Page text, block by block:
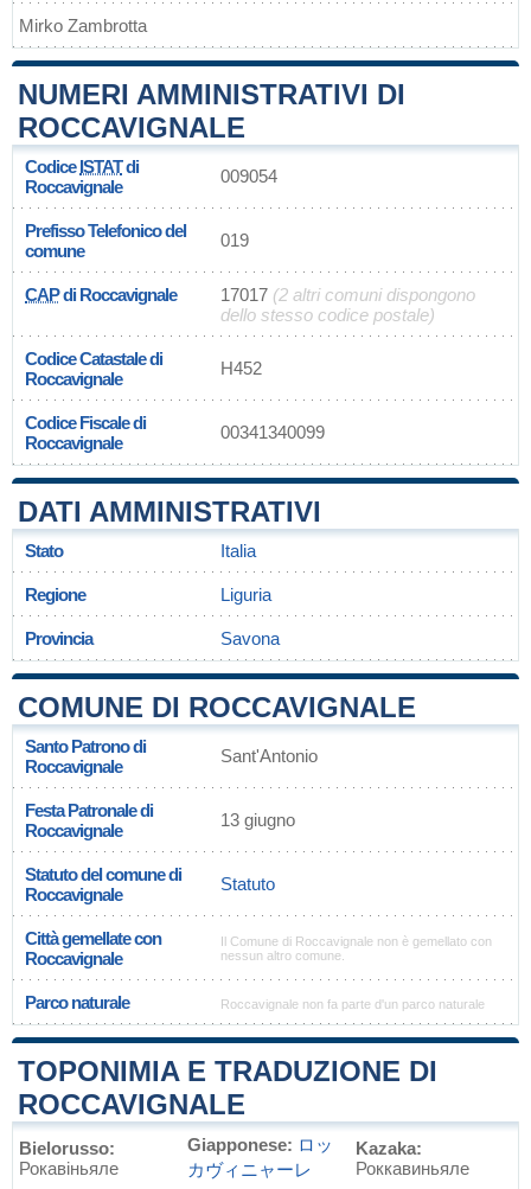
Mirko Zambrotta
NUMERI AMMINISTRATIVI DI
ROCCAVIGNALE
CodiceISTATdi
Roccavignale
009054
Prefisso Telefonico del
comune
019
CAPdi Roccavignale 17017 (2 altri comuni dispongono
dello stesso codice postale)
Codice Catastale di
Roccavignale
H452
Codice Fiscale di
Roccavignale
00341340099
DATI AMMINISTRATIVI
Stato Italia
Regione Liguria
Provincia Savona
COMUNE DI ROCCAVIGNALE
Santo Patrono di
Roccavignale
Sant'Antonio
Festa Patronale di
Roccavignale
13 giugno
Statuto del comune di
Roccavignale
Statuto
Città gemellate con
Roccavignale
Il Comune di Roccavignale non è gemellato con
nessun altro comune.
Parco naturale Roccavignale non fa parte d'un parco naturale
TOPONIMIA E TRADUZIONE DI
ROCCAVIGNALE
Bielorusso:
Рокавіньяле
Giapponese: ロッ
カヴィニャーレ
Kazaka:
Роккавиньяле